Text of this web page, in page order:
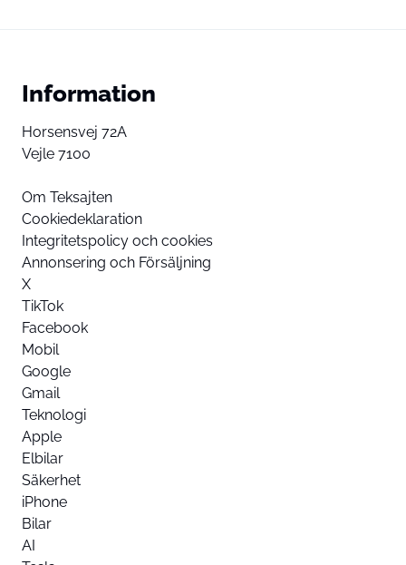
Information
Horsensvej 72A
Vejle 7100
Om Teksajten
Cookiedeklaration
Integritetspolicy och cookies
Annonsering och Försäljning
X
TikTok
Facebook
Mobil
Google
Gmail
Teknologi
Apple
Elbilar
Säkerhet
iPhone
Bilar
AI